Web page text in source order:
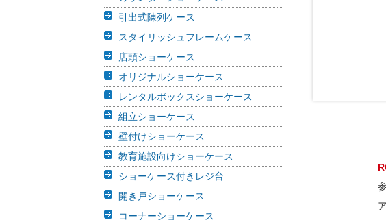
引出式陳列ケース
スタイリッシュフレームケース
店頭ショーケース
オリジナルショーケース
レンタルボックスショーケース
組立ショーケース
壁付けショーケース
教育施設向けショーケース
ショーケース付きレジ台
開き戸ショーケース
コーナーショーケース